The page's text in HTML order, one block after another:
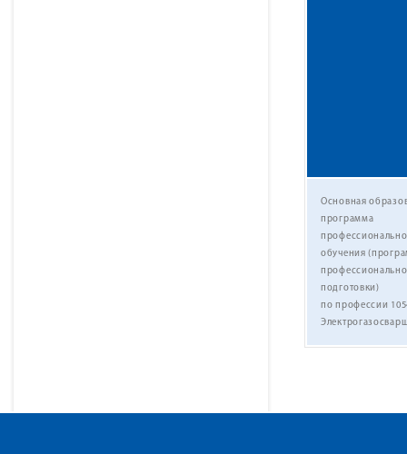
Основная
программа
обучения
подготовки)
по профессии